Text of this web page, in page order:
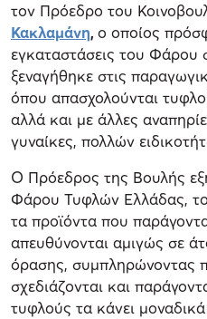
τον Πρόεδρο του
Κακλαμάνη, ο οποίος
εγκαταστάσεις του Φάρου
ξεναγήθηκε στις
όπου απασχολούνται
αλλά και με άλλες
γυναίκες, πολλών
Ο Πρόεδρος της Βουλής
Φάρου Τυφλών Ελλάδας,
τα προϊόντα που
απευθύνονται αμιγώς σε
όρασης, συμπληρώνοντας
σχεδιάζονται και
τυφλούς τα κάνει